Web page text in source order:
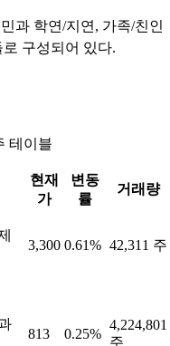
과 학연/지연, 가족/친인
구성되어 있다.
테이블
현재
가
변동
률
거래량
3,300 0.61% 42,311 주
813 0.25%
4,224,801
주